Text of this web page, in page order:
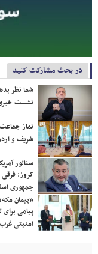
در بحث مشارکت کنید
شما نظر
نشست
نماز
شریف و
سناتور
کروز: فرقی
جمهوری
«پیمان
پیامی برای
امنیتی غرب